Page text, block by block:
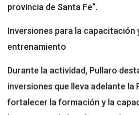
provincia de Santa Fe”.
Inversiones para la capacitación
entrenamiento
Durante la actividad, Pullaro
inversiones que lleva adelante la
fortalecer la formación y la